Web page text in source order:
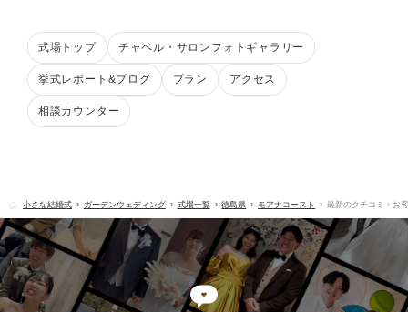
式場トップ チャペル・サロンフォトギャラリー
挙式レポート&ブログ プラン アクセス
相談カウンター
小さな結婚式 ガーデンウェディング 式場一覧 徳島県 モアナコースト 最新のクチコミ・お